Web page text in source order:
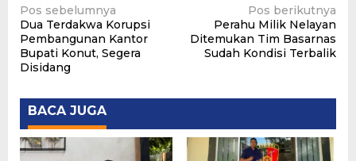
Navigasi
pos
Pos sebelumnya
Dua Terdakwa Korupsi
Pembangunan Kantor
Bupati Konut, Segera
Disidang
Pos berikutnya
Perahu Milik Nelayan
Ditemukan Tim Basarnas
Sudah Kondisi Terbalik
BACA JUGA